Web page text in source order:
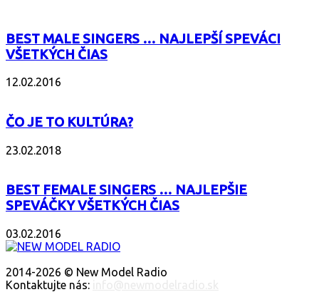
BEST MALE SINGERS … NAJLEPŠÍ SPEVÁCI
VŠETKÝCH ČIAS
12.02.2016
ČO JE TO KULTÚRA?
23.02.2018
BEST FEMALE SINGERS … NAJLEPŠIE
SPEVÁČKY VŠETKÝCH ČIAS
03.02.2016
2014-2026 © New Model Radio
Kontaktujte nás: